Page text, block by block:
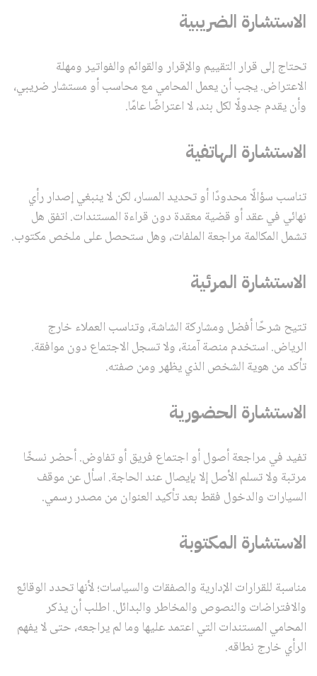
الاستشارة الضريبية
تحتاج إلى قرار التقييم والإقرار والقوائم والفواتير ومهلة
الاعتراض. يجب أن يعمل المحامي مع محاسب أو مستشار ضريبي،
وأن يقدم جدولًا لكل بند، لا اعتراضًا عامًا.
الاستشارة الهاتفية
تناسب سؤالًا محدودًا أو تحديد المسار، لكن لا ينبغي إصدار رأي
نهائي في عقد أو قضية معقدة دون قراءة المستندات. اتفق هل
تشمل المكالمة مراجعة الملفات، وهل ستحصل على ملخص مكتوب.
الاستشارة المرئية
تتيح شرحًا أفضل ومشاركة الشاشة، وتناسب العملاء خارج
الرياض. استخدم منصة آمنة، ولا تسجل الاجتماع دون موافقة.
تأكد من هوية الشخص الذي يظهر ومن صفته.
الاستشارة الحضورية
تفيد في مراجعة أصول أو اجتماع فريق أو تفاوض. أحضر نسخًا
مرتبة ولا تسلم الأصل إلا بإيصال عند الحاجة. اسأل عن موقف
السيارات والدخول فقط بعد تأكيد العنوان من مصدر رسمي.
الاستشارة المكتوبة
مناسبة للقرارات الإدارية والصفقات والسياسات؛ لأنها تحدد الوقائع
والافتراضات والنصوص والمخاطر والبدائل. اطلب أن يذكر
المحامي المستندات التي اعتمد عليها وما لم يراجعه، حتى لا يفهم
الرأي خارج نطاقه.